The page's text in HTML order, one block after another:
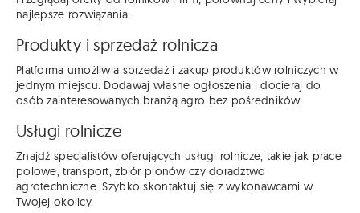
najlepsze rozwiązania.
Produkty i sprzedaż rolnicza
Platforma umożliwia sprzedaż i zakup produktów rolniczych w
jednym miejscu. Dodawaj własne ogłoszenia i docieraj do
osób zainteresowanych branżą agro bez pośredników.
Usługi rolnicze
Znajdź specjalistów oferujących usługi rolnicze, takie jak prace
polowe, transport, zbiór plonów czy doradztwo
agrotechniczne. Szybko skontaktuj się z wykonawcami w
Twojej okolicy.